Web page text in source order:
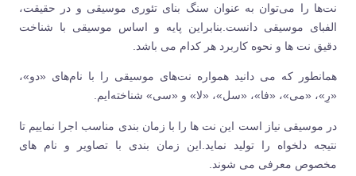
نت‌ها را می‌توان به عنوان سنگ بنای تئوری موسیقی و در حقیقت،
الفبای موسیقی دانست.بنابراین پایه و اساس موسیقی با شناخت
دقیق نت ها و نحوه کاربرد هر کدام می باشد.
همانطور که می دانید همواره نت‌های موسیقی را با نام‌های «دو»،
«رِ»، «می»، «فا»، «سل»، «لا» و «سی» شناخته‌ایم.
در موسیقی نیاز است این نت ها را با زمان بندی مناسب اجرا نماییم تا
نتیجه دلخواه را تولید نماید.این زمان بندی با تصاویر و نام های
مخصوص معرفی می شوند.